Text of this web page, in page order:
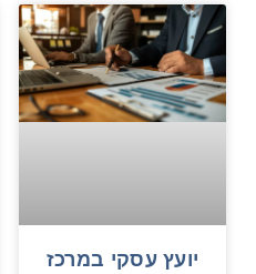
יועץ עסקי במרכז